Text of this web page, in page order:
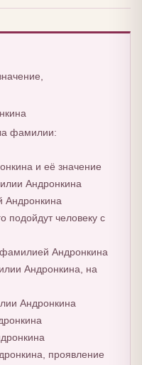
фамилии:
и её значение
Андронкина
Андронкина
подойдут человеку с
фамилией Андронкина
Андронкина, на
Андронкина
проявление